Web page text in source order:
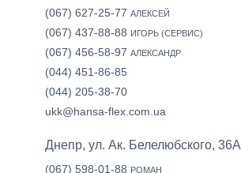
(067) 627-25-77 АЛЕКСЕЙ
(067) 437-88-88 ИГОРЬ (СЕРВИС)
(067) 456-58-97 АЛЕКСАНДР
(044) 451-86-85
(044) 205-38-70
ukk@hansa-flex.com.ua
Днепр, ул. Ак. Белелюбского, 36А
(067) 598-01-88 РОМАН